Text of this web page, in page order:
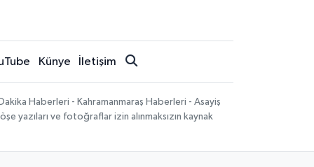
Künye İletişim
Haberleri - Kahramanmaraş Haberleri - Asayiş
yazıları ve fotoğraflar izin alınmaksızın kaynak